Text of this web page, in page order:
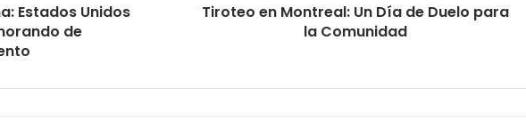
Estados Unidos
de
Comunidad
Tiroteo en Montreal: Un Día de Duelo para
la Comunidad